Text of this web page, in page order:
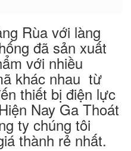
Rùa với làng
đã sản xuất
với nhiều
khác nhau từ
thiết bị điện lực
Nay Ga Thoát
ty chúng tôi
thành rẻ nhất.